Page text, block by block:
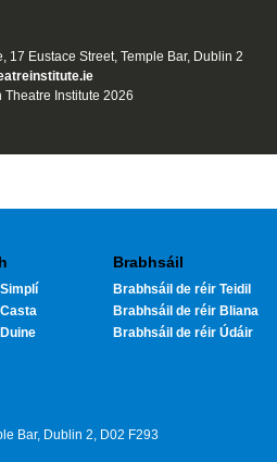
17 Eustace Street, Temple Bar, Dublin 2
Theatre Institute 2026
Brabhsáil
Brabhsáil de réir Teidil
Brabhsáil de réir Bliana
Brabhsáil de réir Údáir
Bar, Dublin 2, D02 F293